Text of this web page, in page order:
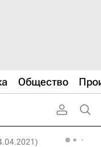
Общество